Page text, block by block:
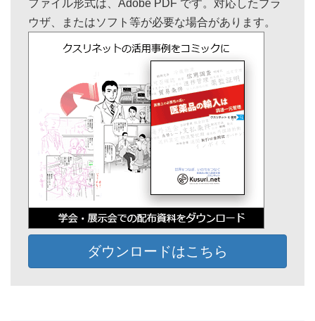
ファイル形式は、Adobe PDF です。対応したブラ
ウザ、またはソフト等が必要な場合があります。
ダウンロードはこちら